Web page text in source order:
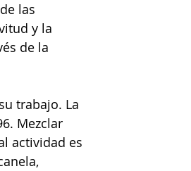
las
y la
de la
trabajo. La
Mezclar
actividad es